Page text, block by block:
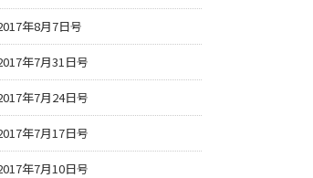
年8月7日号
年7月31日号
年7月24日号
年7月17日号
年7月10日号